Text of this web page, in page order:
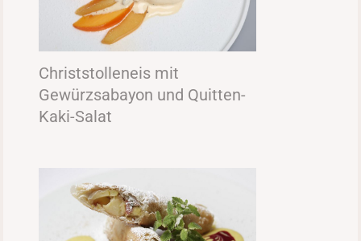
Christstolleneis mit
Gewürzsabayon und Quitten-
Kaki-Salat